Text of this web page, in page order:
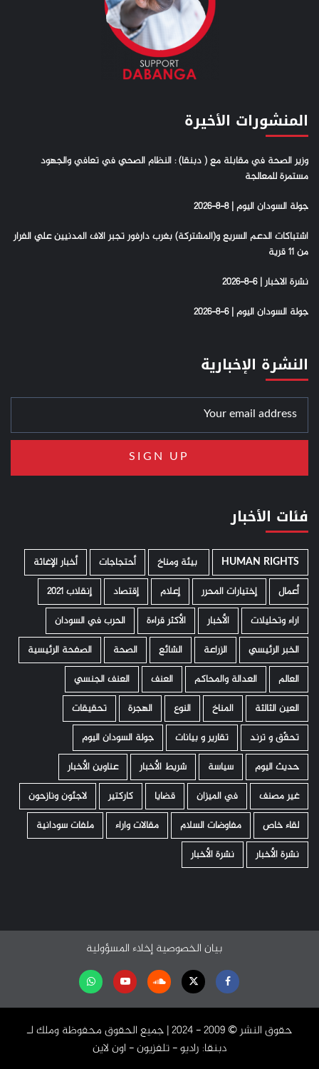
المنشورات الأخيرة
وزير الصحة في مقابلة مع ( دبنقا) : النظام الصحي في تعافي والجهود
مستمرة للمعالجة
جولة السودان اليوم | 8-8-2026
اشتباكات الدعم السريع و(المشتركة) بغرب دارفور تجبر الاف المدنيين علي الفرار
من 11 قرية
نشرة الاخبار | 6-8-2026
جولة السودان اليوم | 6-8-2026
النشرة الإخبارية
فئات الأخبار
HUMAN RIGHTS ­ بيئة ومناخ أحتجاجات
أخبار الإغاثة
أعمال
إختيارات المحرر إعلام إقتصاد
إنقلاب 2021
اراء وتحليلات
الأخبار الأكثر قراءة
الحرب في السودان
الخبر الرئيسي
الزراعة الشائع الصحة
الصفحة الرئيسية
العالم
العدالة والمحاكم العنف
العنف الجنسي
العين الثالثة
المناخ النوع الهجرة
تحقيقات
تحقّق و ترند
تقارير و بيانات
جولة السودان اليوم
حديث اليوم
سياسة شريط الأخبار
عناوين الأخبار
غير مصنف
في الميزان قضايا كاركتير
لاجئون ونازحون
لقاء خاص
مفاوضات السلام مقالات واراء
ملفات سودانية
نشرة الأخبار
نشرة الأخبار
بيان الخصوصية إخلاء المسؤولية
Facebook
Twitter
Soundcloud
Youtubeتابعنا
واتساب
حقوق النشر ©️ 2009 - 2024 | جميع الحقوق محفوظة وملك لـ
دبنقا: راديو - تلفزيون - اون لاين